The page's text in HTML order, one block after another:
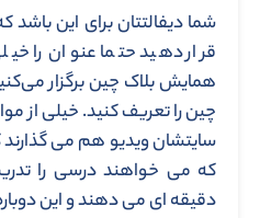
شما دیفالتتان برای این
قرار دهید حتما عنوان را
همایش بلاک چین برگزار
چین را تعریف کنید. خیلی از
سایتشان ویدیو هم می
که می خواهند درسی را
دقیقه ای می دهند و این